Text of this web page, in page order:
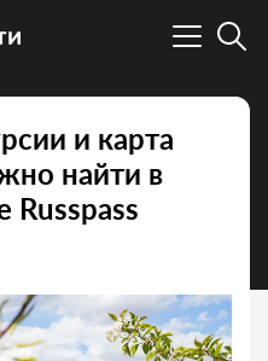
и карта
найти в
Russpass